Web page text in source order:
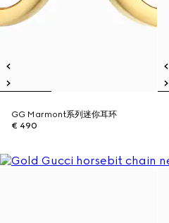
GG Marmont系列迷你耳环
€ 490